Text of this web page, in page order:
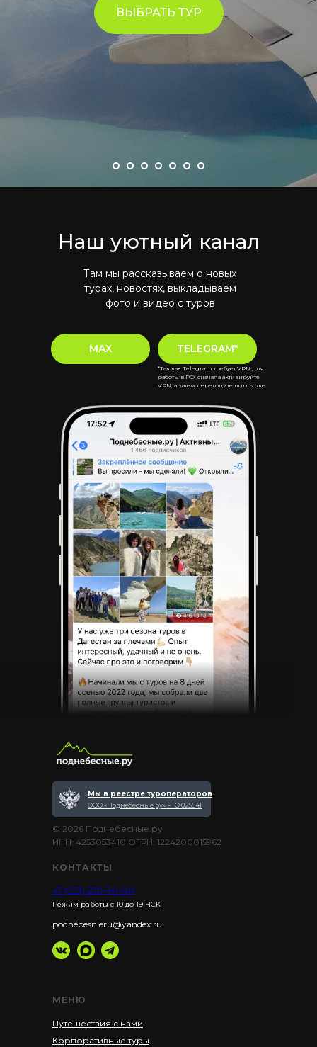
ВЫБРАТЬ ТУР
Наш уютный канал
Там мы рассказываем о новых
турах, новостях, выкладываем
фото и видео с туров
TELEGRAM*
MAX
*Так как Telegram требует VPN для
работы в РФ, сначала активируйте
VPN, а затем переходите по ссылке
КОНТАКТЫ
+7 (923) 230-30-00
Режим работы с 10 до 19 НСК
podnebesnieru@yandex.ru
МЕНЮ
Путешествия с нами
Корпоративные туры
© 2026 Поднебесные.ру
Мы в реестре туроператоров
ООО «Поднебесные.ру» РТО 025541
ИНН: 4253053410 ОГРН: 1224200015962